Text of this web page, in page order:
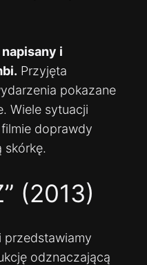
napisany i
Przyjęta
pokazane
Wiele sytuacji
doprawdy
skórkę.
(2013)
przedstawiamy
odznaczającą